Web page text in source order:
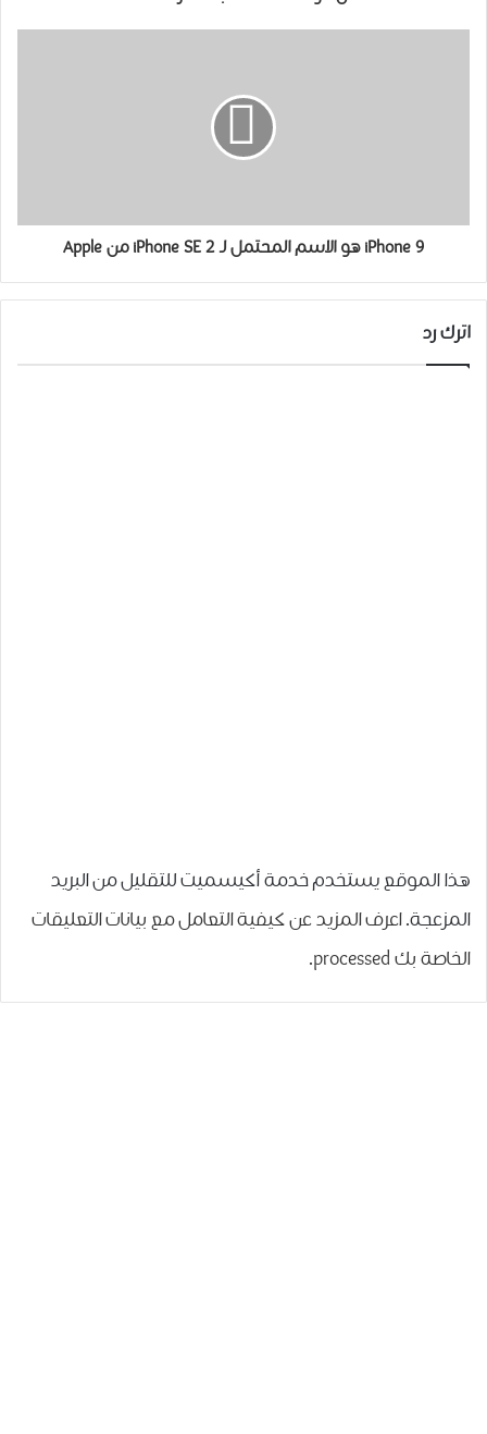
iPhone 9 هو الاسم المحتمل لـ iPhone SE 2 من Apple
اترك رد
هذا الموقع يستخدم خدمة أكيسميت للتقليل من البريد
المزعجة.اعرف المزيد عن كيفية التعامل مع بيانات التعليقات
الخاصة بك processed
.